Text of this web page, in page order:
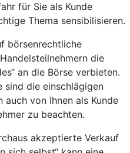
für Sie als Kunde
Thema sensibilisieren.
börsenrechtliche
die
an die Börse verbieten.
sind die einschlägigen
von Ihnen als Kunde
zu beachten.
akzeptierte Verkauf